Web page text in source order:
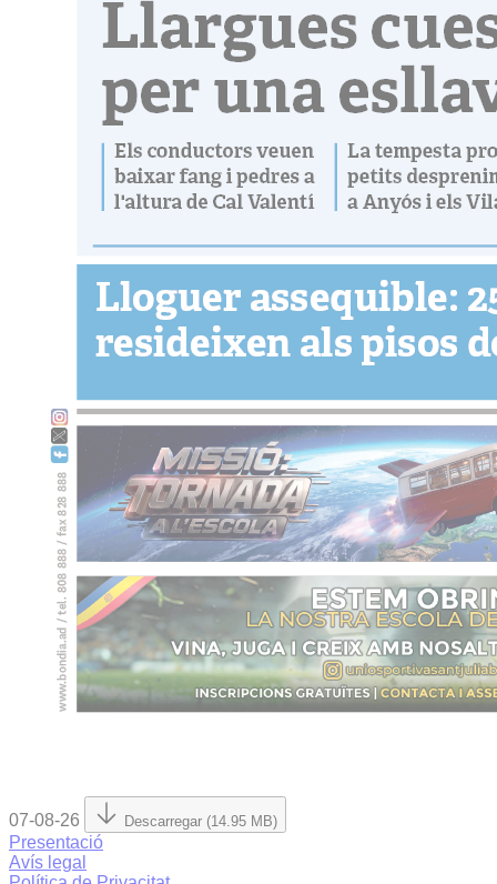
07-08-26 Descarregar (14.95 MB)
Presentació
Avís legal